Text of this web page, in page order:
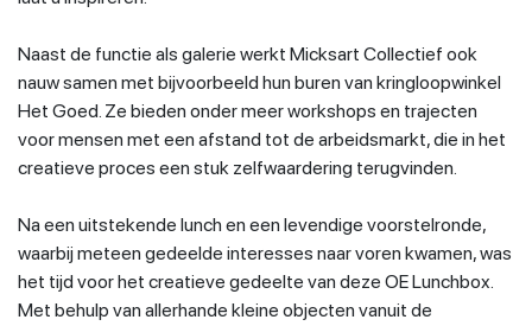
Naast de functie als galerie werkt Micksart Collectief ook
nauw samen met bijvoorbeeld hun buren van kringloopwinkel
Het Goed. Ze bieden onder meer workshops en trajecten
voor mensen met een afstand tot de arbeidsmarkt, die in het
creatieve proces een stuk zelfwaardering terugvinden.
Na een uitstekende lunch en een levendige voorstelronde,
waarbij meteen gedeelde interesses naar voren kwamen, was
het tijd voor het creatieve gedeelte van deze OE Lunchbox.
Met behulp van allerhande kleine objecten vanuit de